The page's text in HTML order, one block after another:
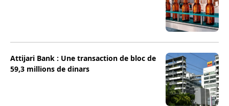
Attijari Bank : Une transaction de bloc de
59,3 millions de dinars